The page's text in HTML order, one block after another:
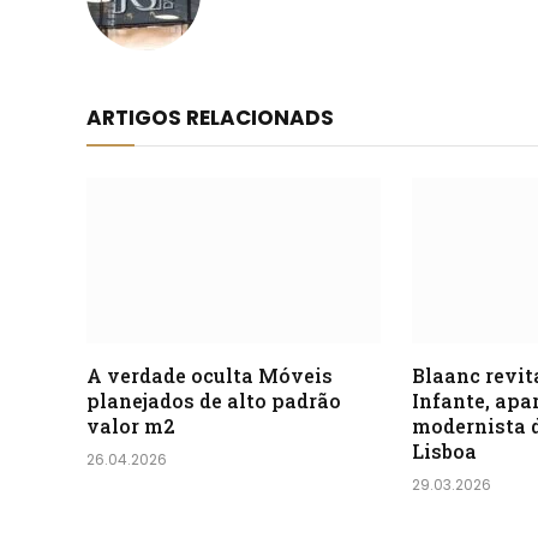
ARTIGOS RELACIONADS
A verdade oculta Móveis
planejados de alto padrão
valor m2
26.04.2026
Blaanc
Infante,
modernista
Lisboa
29.03.2026